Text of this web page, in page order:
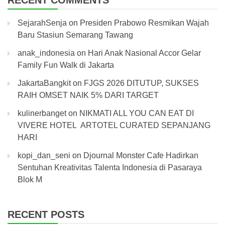
SejarahSenja on Presiden Prabowo Resmikan Wajah
Baru Stasiun Semarang Tawang
anak_indonesia on Hari Anak Nasional Accor Gelar
Family Fun Walk di Jakarta
JakartaBangkiton FJGS 2026 DITUTUP, SUKSES
RAIH OMSET NAIK 5% DARI TARGET
kulinerbangeton NIKMATI ALL YOU CAN EAT DI
VIVERE HOTEL ARTOTEL CURATED SEPANJANG
HARI
kopi_dan_seni on Djournal Monster Cafe Hadirkan
Sentuhan Kreativitas Talenta Indonesia di Pasaraya
Blok M
RECENT POSTS